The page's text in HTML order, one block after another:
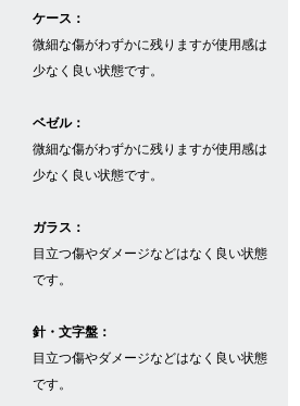
店舗情報
大阪心斎橋店
ケース：
微細な傷がわずかに残りますが使用感は
少なく良い状態です。
ベゼル：
微細な傷がわずかに残りますが使用感は
少なく良い状態です。
ガラス：
目立つ傷やダメージなどはなく良い状態
です。
針・文字盤：
目立つ傷やダメージなどはなく良い状態
です。